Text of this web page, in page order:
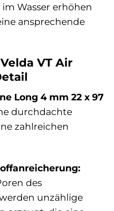
Wasser erhöhen
ansprechende
VT Air
Long 4 mm 22 x 97
durchdachte
zahlreichen
des
unzählige